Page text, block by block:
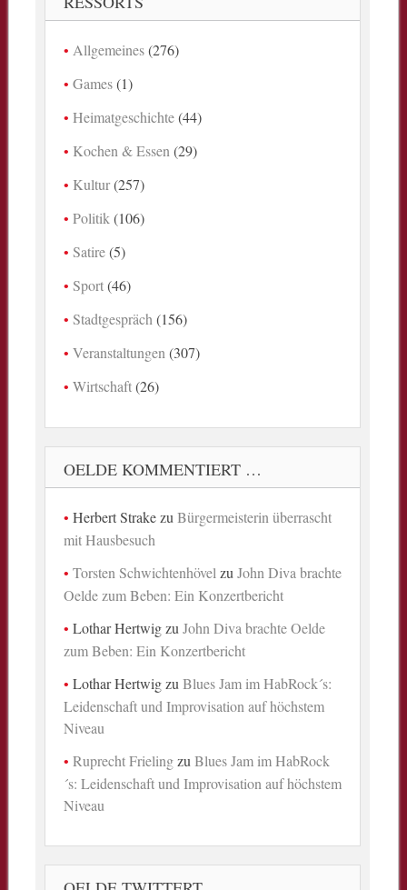
Allgemeines(276)
Games(1)
Heimatgeschichte(44)
Kochen & Essen (29)
Kultur(257)
Politik (106)
Satire(5)
Sport(46)
Stadtgespräch (156)
Veranstaltungen (307)
Wirtschaft(26)
OELDE KOMMENTIERT …
Herbert StrakezuBürgermeisterin überrascht
mit Hausbesuch
Torsten Schwichtenhövel zuJohn Diva brachte
Oelde zum Beben: Ein Konzertbericht
Lothar HertwigzuJohn Diva brachte Oelde
zum Beben: Ein Konzertbericht
Lothar HertwigzuBlues Jam im HabRock´s:
Leidenschaft und Improvisation auf höchstem
Niveau
Ruprecht FrielingzuBlues Jam im HabRock
´s: Leidenschaft und Improvisation auf höchstem
Niveau